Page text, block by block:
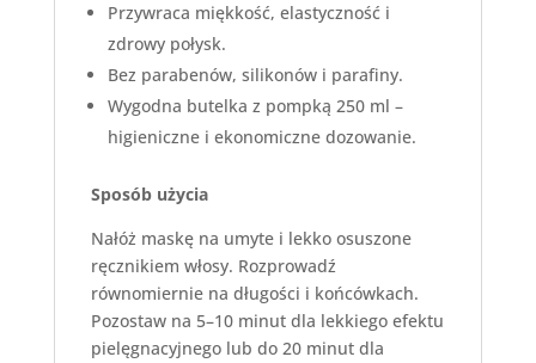
Przywraca miękkość, elastyczność i
zdrowy połysk.
Bez parabenów, silikonów i parafiny.
Wygodna butelka z pompką 250 ml –
higieniczne i ekonomiczne dozowanie.
Sposób użycia
Nałóż maskę na umyte i lekko osuszone
ręcznikiem włosy. Rozprowadź
równomiernie na długości i końcówkach.
Pozostaw na 5–10 minut dla lekkiego efektu
pielęgnacyjnego lub do 20 minut dla